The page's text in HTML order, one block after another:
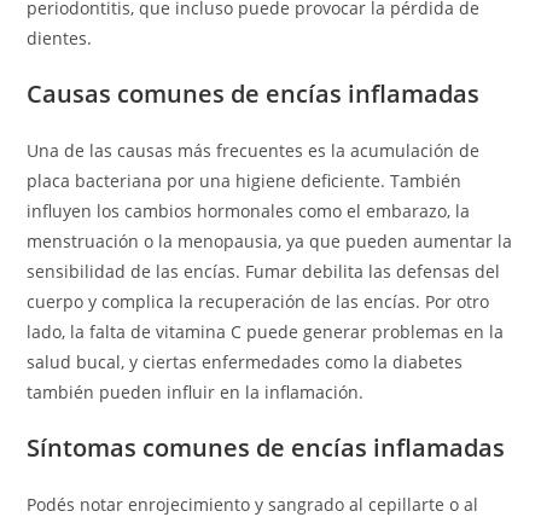
periodontitis, que incluso puede provocar la pérdida de
dientes.
Causas comunes de encías inflamadas
Una de las causas más frecuentes es la acumulación de
placa bacteriana por una higiene deficiente. También
influyen los cambios hormonales como el embarazo, la
menstruación o la menopausia, ya que pueden aumentar la
sensibilidad de las encías. Fumar debilita las defensas del
cuerpo y complica la recuperación de las encías. Por otro
lado, la falta de vitamina C puede generar problemas en la
salud bucal, y ciertas enfermedades como la diabetes
también pueden influir en la inflamación.
Síntomas comunes de encías inflamadas
Podés notar enrojecimiento y sangrado al cepillarte o al